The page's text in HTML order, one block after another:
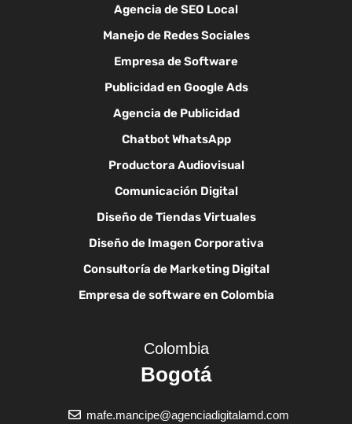
Agencia de SEO Local
Manejo de Redes Sociales
Empresa de Software
Publicidad en Google Ads
Agencia de Publicidad
Chatbot WhatsApp
Productora Audiovisual
Comunicación Digital
Diseño de Tiendas Virtuales
Diseño de Imagen Corporativa
Consultoría de Marketing Digital
Empresa de software en Colombia
Colombia
Bogotá
mafe.mancipe@agenciadigitalamd.com